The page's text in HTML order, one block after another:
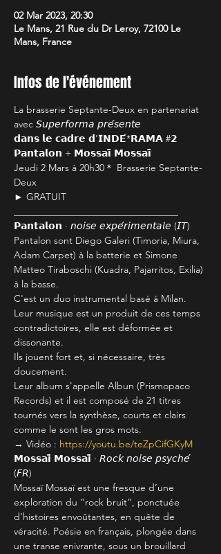
02 Mar 2023, 20:30
Le Mans, 21 Rue du Dr Leroy, 72100 Le
Mans, France
Infos de l'événement
La brasserie Septante-Deux en partenariat
avec 𝘚𝘶𝘱𝘦𝘳𝘧𝘰𝘳𝘮𝘢 𝘱𝘳𝘦́𝘴𝘦𝘯𝘵𝘦
𝗱𝗮𝗻𝘀 𝗹𝗲 𝗰𝗮𝗱𝗿𝗲 𝗱'𝗜𝗡𝗗𝗘́*𝗥𝗔𝗠𝗔 #𝟮
𝗣𝗮𝗻𝘁𝗮𝗹𝗼𝗻 + 𝗠𝗼𝘀𝘀𝗮𝗶̈ 𝗠𝗼𝘀𝘀𝗮𝗶̈
Jeudi 2 Mars à 20h30＊ Brasserie Septante-
Deux
► GRATUIT
𝗣𝗮𝗻𝘁𝗮𝗹𝗼𝗻 ∙ 𝘯𝘰𝘪𝘴𝘦 𝘦𝘹𝘱𝘦́𝘳𝘪𝘮𝘦𝘯𝘵𝘢𝘭𝘦 (𝘐𝘛)
Pantalon sont Diego Galeri (Timoria, Miura,
Adam Carpet) à la batterie et Simone
Matteo Tiraboschi (Kuadra, Pajarritos, Exilia)
à la basse.
C'est un duo instrumental basé à Milan.
Leur musique est un produit de ces temps
contradictoires, elle est déformée et
dissonante.
Ils jouent fort et, si nécessaire, très
doucement.
Leur album s'appelle Albun (Prismopaco
Records) et il est composé de 21 titres
tournés vers la synthèse, courts et clairs
comme le sont les gros mots.
→ Vidéo : https://youtu.be/teZpCifGKyM
𝗠𝗼𝘀𝘀𝗮𝗶̈ 𝗠𝗼𝘀𝘀𝗮𝗶̈ ∙ 𝘙𝘰𝘤𝘬 𝘯𝘰𝘪𝘴𝘦 𝘱𝘴𝘺𝘤𝘩𝘦́
(𝘍𝘙)
Mossaï Mossaï est une fresque d’une
exploration du “rock bruit”, ponctuée
d’histoires envoûtantes, en quête de
véracité. Poésie en français, plongée dans
une transe enivrante, sous un brouillard